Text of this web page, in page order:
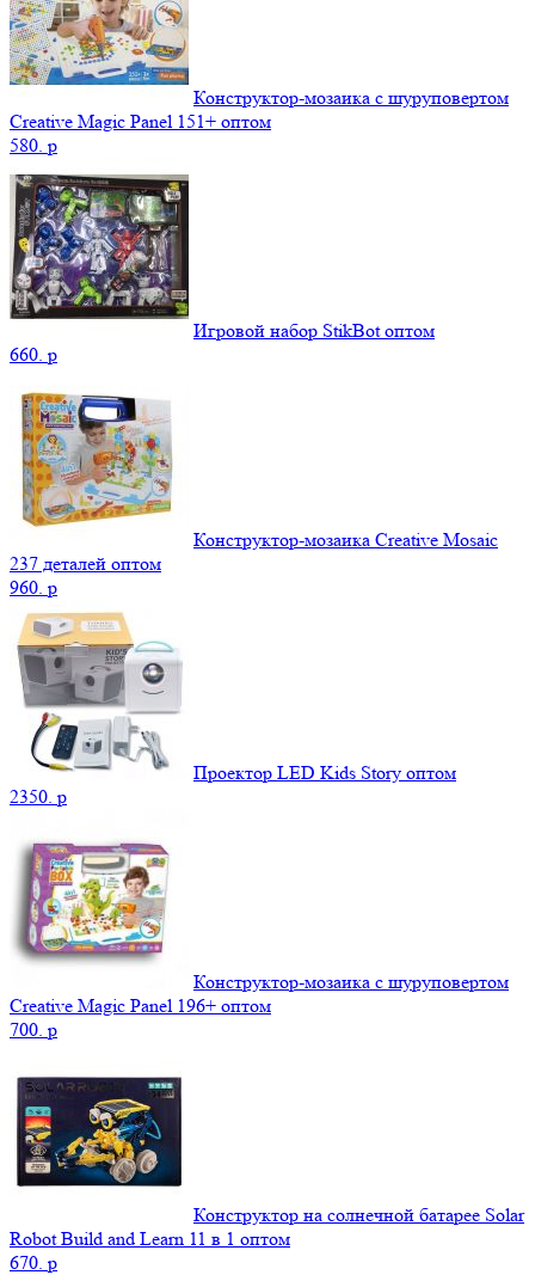
Конструктор-мозаика с шуруповертом
Creative Magic Panel 151+ оптом
580. p
Игровой набор StikBot оптом
660. p
Конструктор-мозаика Creative Mosaic
237 деталей оптом
960. p
Проектор LED Kids Story оптом
2350. p
Конструктор-мозаика с шуруповертом
Creative Magic Panel 196+ оптом
700. p
Конструктор на солнечной батарее Solar
Robot Build and Learn 11 в 1 оптом
670. p